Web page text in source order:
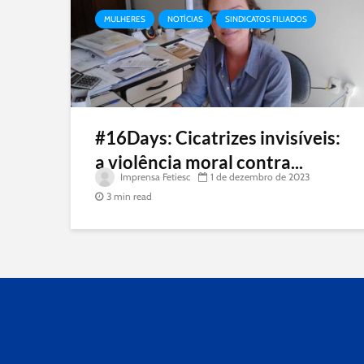
MULHERES NOTÍCIAS SINDICATOS FILIADOS
#16Days: Cicatrizes invisíveis:
a violência moral contra...
Imprensa Fetiesc
1 de dezembro de 2023
3 min read